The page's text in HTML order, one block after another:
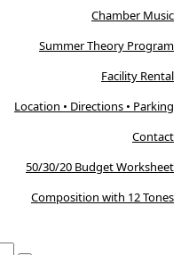
Chamber Music
Summer Theory Program
Facility Rental
Location • Directions • Parking
Contact
50/30/20 Budget Worksheet
Composition with 12 Tones